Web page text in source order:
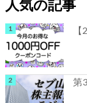
人気の記事
第